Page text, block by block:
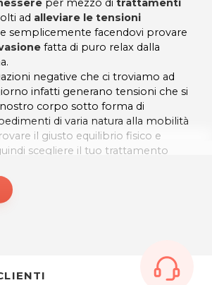
per mezzo di trattamenti
ad alleviare le tensioni
semplicemente facendovi provare
fatta di puro relax dalla
negative che ci troviamo ad
infatti generano tensioni che si
corpo sotto forma di
di varia natura alla mobilità
il giusto equilibrio fisico e
scegliere il tuo trattamento
svedese con oli